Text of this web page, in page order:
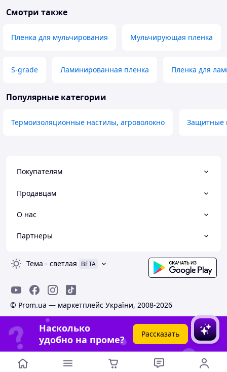
Смотри также
Пленка для мульчирования Мульчирующая пленка
S-grade Ламинированная пленка Пленка для
Популярные категории
Термоизоляционные настилы, агроволокно Защитные
Покупателям
Продавцам
О нас
Партнеры
Тема - светлая BETA
© Prom.ua — маркетплейс України, 2008-2026
Насколько
удобно на проме?
Рассказать